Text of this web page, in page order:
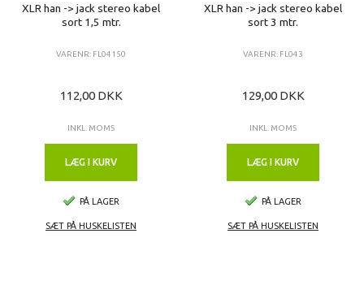
XLR han -> jack stereo kabel
sort 1,5 mtr.
VARENR: FL04150
112,00 DKK
INKL. MOMS
LÆG I KURV
PÅ LAGER
SÆT PÅ HUSKELISTEN
XLR han -> jack stereo kabel
sort 3 mtr.
VARENR: FL043
129,00 DKK
INKL. MOMS
LÆG I KURV
PÅ LAGER
SÆT PÅ HUSKELISTEN